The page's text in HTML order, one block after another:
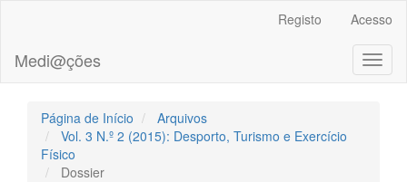
##plugins.themes.bootstrap3.accessible_menu.main_content##
##plugins.themes.bootstrap3.accessible_menu.sidebar##
Registo Acesso
Medi@ções
Página de Início
Arquivos
Vol. 3 N.º 2 (2015): Desporto, Turismo e Exercício
Físico
Dossier